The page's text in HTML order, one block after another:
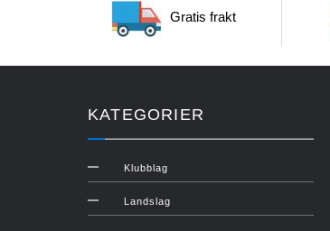
Gratis frakt
KATEGORIER
Klubblag
Landslag